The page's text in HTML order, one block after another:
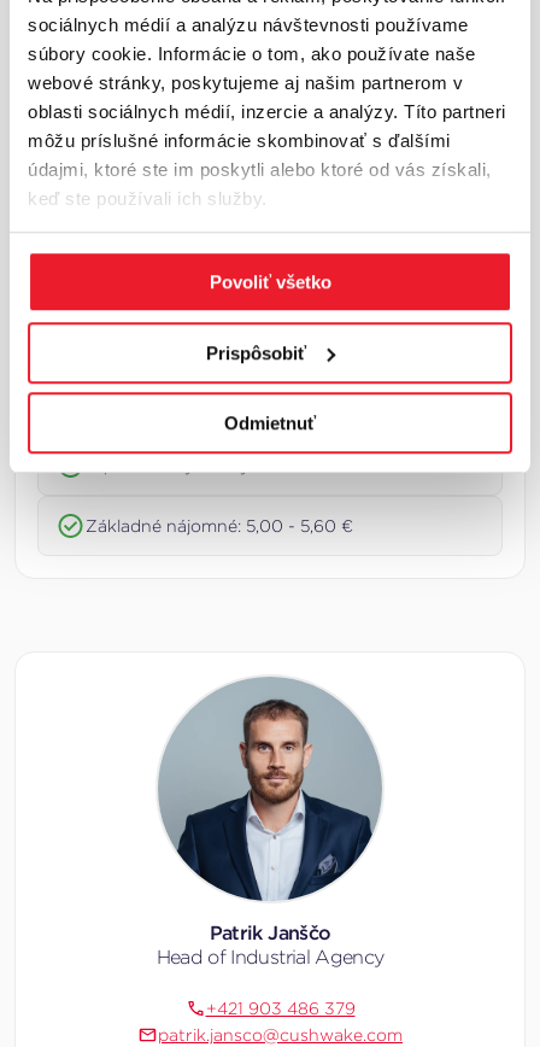
sociálnych médií a analýzu návštevnosti používame
súbory cookie. Informácie o tom, ako používate naše
webové stránky, poskytujeme aj našim partnerom v
oblasti sociálnych médií, inzercie a analýzy. Títo partneri
môžu príslušné informácie skombinovať s ďalšími
údajmi, ktoré ste im poskytli alebo ktoré od vás získali,
keď ste používali ich služby.
Povoliť všetko
Prispôsobiť
Odmietnuť
Bratislava a okolie
Bratislava a okolie predstavujú najväčší a
najlikvidnejší industriálny trh na Slovensku.
Región sa nachádza na križovatke hlavných
európskych dopravných koridorov a poskytuje
priame napojenie na Rakúsko, Česko a
Maďarsko.Kľúčové industriálne zóny sa nachá...
Viac o lokalite
Základné trhové ukazovatele
Celková plocha: 1 932 100 m²
Základné nájomné: 5,00 - 5,60 €
Patrik Janščo
Head of Industrial Agency
+421 903 486 379
patrik.jansco@cushwake.com